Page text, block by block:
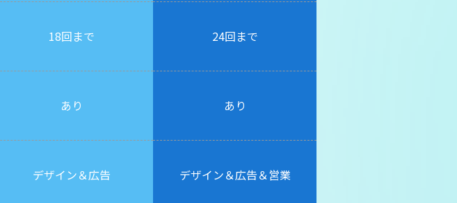
18回まで
あり
デザイン＆広告
24回まで
あり
デザイン＆広告＆営業